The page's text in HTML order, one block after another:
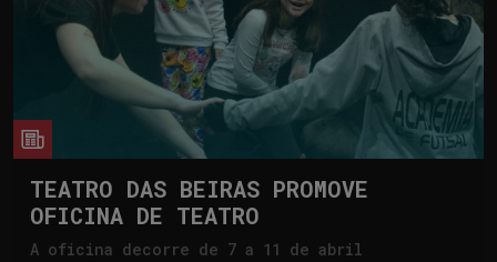
TEATRO DAS BEIRAS PROMOVE
OFICINA DE TEATRO
A oficina decorre de 7 a 11 de abril